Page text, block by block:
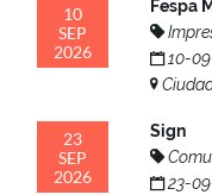
10
SEP
2026
Fespa
10-
23
SEP
2026
Sign
23-